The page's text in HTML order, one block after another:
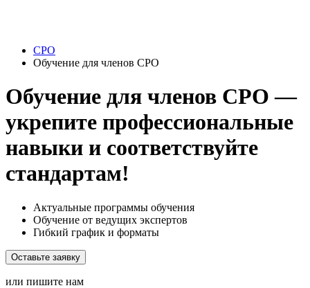
СРО
Обучение для членов СРО
Обучение для членов СРО —
укрепите профессиональные
навыки и соответствуйте
стандартам!
Актуальные программы обучения
Обучение от ведущих экспертов
Гибкий график и форматы
Оставьте заявку
или пишите нам